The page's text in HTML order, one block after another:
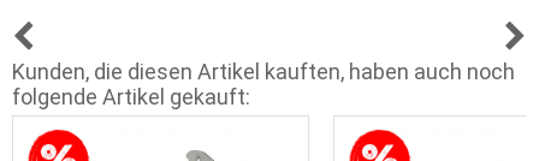
Kunden, die diesen Artikel kauften, haben auch noch
folgende Artikel gekauft: